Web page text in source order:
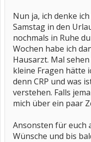
Nun ja, ich denke
Samstag in den
nochmals in Ruhe
Wochen habe ich
Hausarzt. Mal
kleine Fragen hätte
denn CRP und was
verstehen. Falls
mich über ein paar
Ansonsten für euch
Wünsche und bis